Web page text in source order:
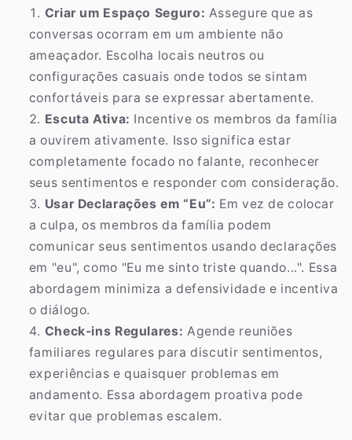
Criar um Espaço Seguro: Assegure que as
conversas ocorram em um ambiente não
ameaçador. Escolha locais neutros ou
configurações casuais onde todos se sintam
confortáveis para se expressar abertamente.
Escuta Ativa: Incentive os membros da família
a ouvirem ativamente. Isso significa estar
completamente focado no falante, reconhecer
seus sentimentos e responder com consideração.
Usar Declarações em “Eu”: Em vez de colocar
a culpa, os membros da família podem
comunicar seus sentimentos usando declarações
em "eu", como "Eu me sinto triste quando...". Essa
abordagem minimiza a defensividade e incentiva
o diálogo.
Check-ins Regulares: Agende reuniões
familiares regulares para discutir sentimentos,
experiências e quaisquer problemas em
andamento. Essa abordagem proativa pode
evitar que problemas escalem.